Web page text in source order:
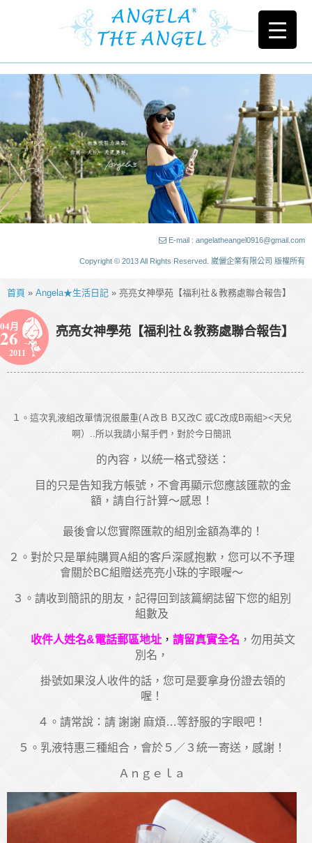
E-mail : angelatheangel0916@gmail.com
Copyright © 2013 All Rights Reserved. 崴儷企業有限公司 版權所有
首頁 » Angela★生活日記 » 亮亮女神學苑【福利社＆教務處聯合報告】
04月
26
2011
亮亮女神學苑【福利社＆教務處聯合報告】
１。這次乳液組改單情況很嚴重(Ａ改Ｂ B又改C 或C改成B兩組><天兒
啊）..所以我請小幫手們，對於今日簡訊
的內容，以統一格式發送：
目的只是告知我方帳號，不會再顯示您應該匯款的金
額，請自行計算～感恩！
最後會以您實際匯款的組別金額為準的！
２。對於只是單純購買A組的客戶深感抱歉，您可以不予理
會關於BC組贈送亮亮小珠的字眼喔～
３。請收到簡訊的朋友，記得回到該篇網誌留下您的組別
組數及
收件人姓名&電話郵區地址， 請留真實全名 ，勿用英文
別名，
掛號如果沒人收件的話，您可是要拿身份證去領的
喔！
４。請常說：請 謝謝 麻煩…等舒服的字眼吧！
５。乳液特惠三種組合，會於５／３統一寄送，感謝！
Ａｎｇｅｌａ